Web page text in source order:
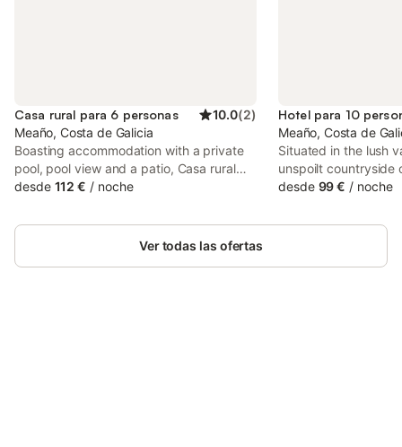
Casa rural para 6 personas 10.0(2)
Meaño, Costa de Galicia
Boasting accommodation with a private
pool, pool view and a patio, Casa rural
con piscina cercana a la playa is situated
access to a balcony, free private parking
desde 112 € / noche
Hotel para 10
Meaño, Costa de
Situated in the lush
unspoilt countryside
Quinta de San
desde 99 € / noche
Ver todas las ofertas